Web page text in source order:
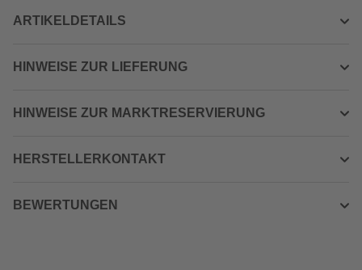
ARTIKELDETAILS
HINWEISE ZUR LIEFERUNG
HINWEISE ZUR MARKTRESERVIERUNG
HERSTELLERKONTAKT
BEWERTUNGEN